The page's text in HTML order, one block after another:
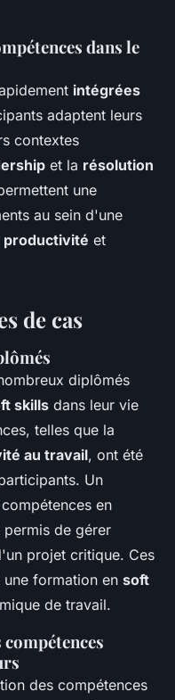
dans le
intégrées
adaptent leurs
contextes
et la résolution
une
au sein d'une
productivité et
de cas
diplômés
skills dans leur vie
telles que la
au travail, ont été
Un
en
permis de gérer
projet critique. Ces
formation en soft
de travail.
des compétences